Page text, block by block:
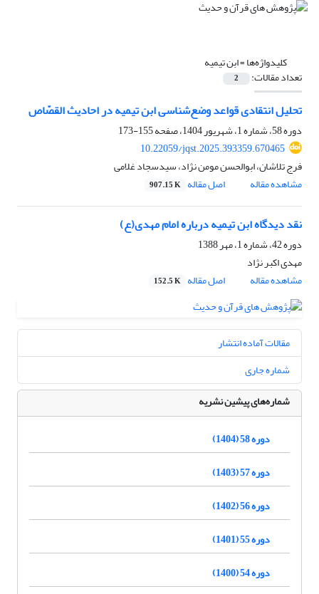
کلیدواژه‌ها =ابن تیمیه
تعداد مقالات: 2
تحلیل انتقادی قواعد وضع‌شناسی ابن تیمیه در احادیث القصّاص‏
دوره 58، شماره 1، شهریور 1404، صفحه
155-173
10.22059/jqst.2025.393359.670465
فرج تلاشان، ابوالحسن مومن نژاد، سیدسجاد غلامی
مشاهده مقاله
اصل مقاله 907.15 K
نقد دیدگاه ابن تیمیه درباره امام مهدی(ع)
دوره 42، شماره 1، مهر 1388
مهدی اکبر نژاد
مشاهده مقاله
اصل مقاله 152.5 K
مقالات آماده انتشار
شماره جاری
شماره‌های پیشین نشریه
دوره 58 (1404)
دوره 57 (1403)
دوره 56 (1402)
دوره 55 (1401)
دوره 54 (1400)